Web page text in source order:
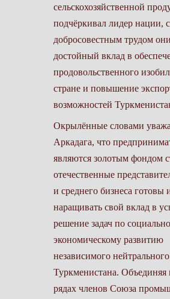
сельскохозяйственной
подчёркивал лидер нации,
добросовестным трудом
достойный вклад в
продовольственного
стране и повышение
возможностей
Окрылённые словами
Аркадага, что
являются золотым фондом
отечественные
и среднего бизнеса готовы
наращивать свой вклад в
решение задач по
экономическому развитию
независимого нейтрального
Туркменистана. Объединяя
рядах членов Союза